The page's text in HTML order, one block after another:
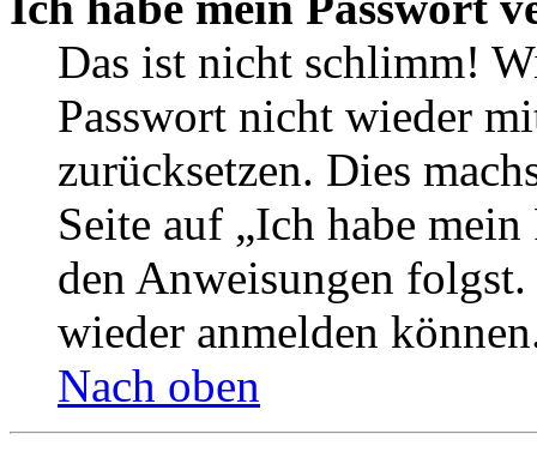
Das ist nicht schlimm!
Passwort nicht wieder
zurücksetzen. Dies
Seite auf „Ich habe
den Anweisungen
wieder anmelden
Nach oben